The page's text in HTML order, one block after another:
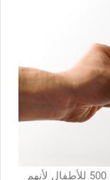
لا ينصح باستخدام حبوب اومول باراسيتامول 500 للأطفال لأنهم